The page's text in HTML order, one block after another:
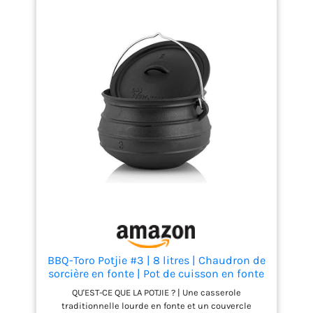
BBQ-Toro Potjie #3 | 8 litres | Chaudron de
sorcière en fonte | Pot de cuisson en fonte
| Four néerlaandais sud-africain
QU'EST-CE QUE LA POTJIE ? | Une casserole
traditionnelle lourde en fonte et un couvercle